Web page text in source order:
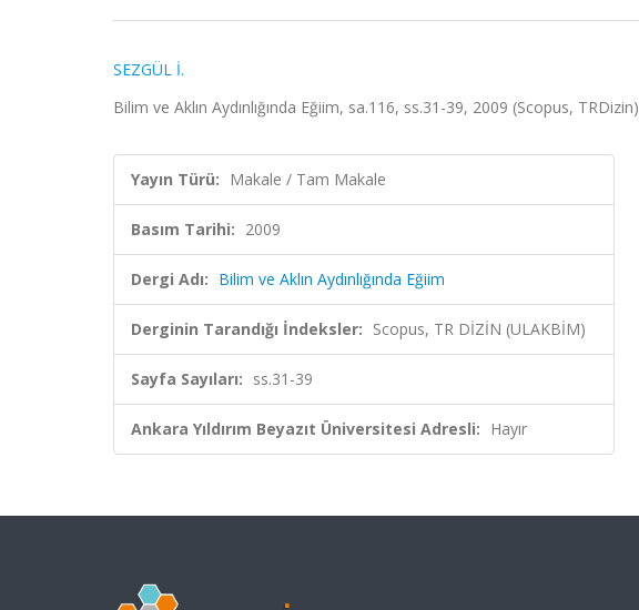
SEZGÜL İ.
Bilim ve Aklın Aydınlığında Eğiim, sa.116, ss.31-39, 2009 (Scopus, TRDizin)
Yayın Türü: Makale / Tam Makale
Basım Tarihi: 2009
Dergi Adı: Bilim ve Aklın Aydınlığında Eğiim
Derginin Tarandığı İndeksler: Scopus, TR DİZİN (ULAKBİM)
Sayfa Sayıları: ss.31-39
Ankara Yıldırım Beyazıt Üniversitesi Adresli: Hayır